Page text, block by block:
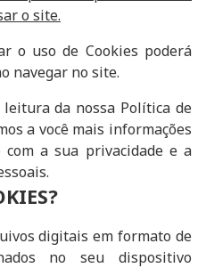
o site.
o uso de Cookies poderá
navegar no site.
leitura da nossa Política de
a você mais informações
com a sua privacidade e a
digitais em formato de
no seu dispositivo